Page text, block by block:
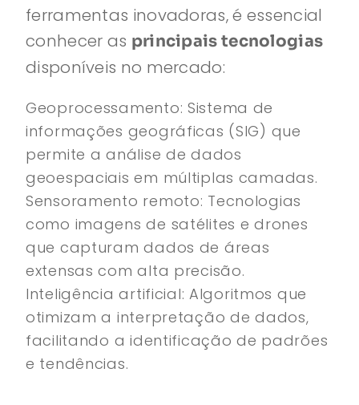
ferramentas inovadoras, é essencial
conhecer as principais tecnologias
disponíveis no mercado:
Geoprocessamento: Sistema de
informações geográficas (SIG) que
permite a análise de dados
geoespaciais em múltiplas camadas.
Sensoramento remoto: Tecnologias
como imagens de satélites e drones
que capturam dados de áreas
extensas com alta precisão.
Inteligência artificial: Algoritmos que
otimizam a interpretação de dados,
facilitando a identificação de padrões
e tendências.